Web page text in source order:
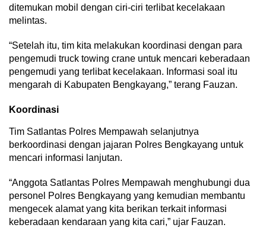
ditemukan mobil dengan ciri-ciri terlibat kecelakaan
melintas.
“Setelah itu, tim kita melakukan koordinasi dengan para
pengemudi truck towing crane untuk mencari keberadaan
pengemudi yang terlibat kecelakaan. Informasi soal itu
mengarah di Kabupaten Bengkayang,” terang Fauzan.
Koordinasi
Tim Satlantas Polres Mempawah selanjutnya
berkoordinasi dengan jajaran Polres Bengkayang untuk
mencari informasi lanjutan.
“Anggota Satlantas Polres Mempawah menghubungi dua
personel Polres Bengkayang yang kemudian membantu
mengecek alamat yang kita berikan terkait informasi
keberadaan kendaraan yang kita cari,” ujar Fauzan.